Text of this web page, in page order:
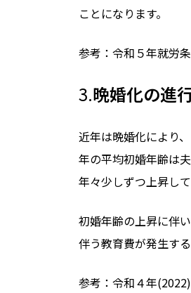
ことになります。
参考：令和５年就労
3.晩婚化の進
近年は晩婚化により
年の平均初婚年齢は
年々少しずつ上昇して
初婚年齢の上昇に伴
伴う教育費が発生す
参考：令和４年